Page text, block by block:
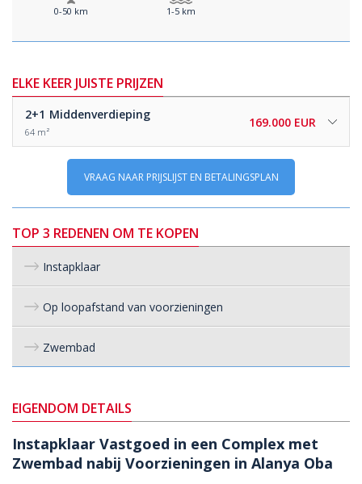
0-50 km 1-5 km
ELKE KEER JUISTE PRIJZEN
2+1 Middenverdieping
64 m²
169.000 EUR
VRAAG NAAR PRIJSLIJST EN BETALINGSPLAN
TOP 3 REDENEN OM TE KOPEN
Instapklaar
Op loopafstand van voorzieningen
Zwembad
EIGENDOM DETAILS
Instapklaar Vastgoed in een Complex met
Zwembad nabij Voorzieningen in Alanya Oba